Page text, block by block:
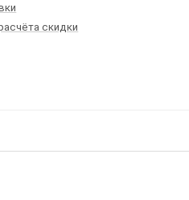
скидки